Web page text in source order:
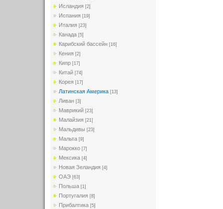
Исландия [2]
Испания [19]
Италия [23]
Канада [5]
Карибский бассейн [16]
Кения [2]
Кипр [17]
Китай [74]
Корея [17]
Латинская Америка [13]
Ливан [3]
Маврикий [23]
Малайзия [21]
Мальдивы [23]
Мальта [9]
Марокко [7]
Мексика [4]
Новая Зеландия [4]
ОАЭ [63]
Польша [1]
Португалия [8]
Прибалтика [5]